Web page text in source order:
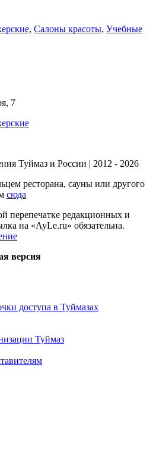
, Салоны красоты, Учебные
7
Туймаз и России | 2012 - 2026
ресторана, сауны или другого
сюда
перепечатке редакционных и
на «AyLe.ru» обязательна.
версия
доступа в Туймазах
Туймаз